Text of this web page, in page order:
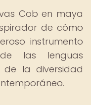
Cob en maya
de cómo
instrumento
las lenguas
la diversidad